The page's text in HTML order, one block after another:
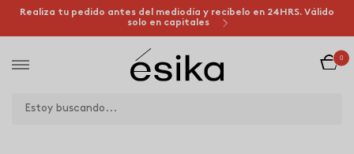
Realiza tu pedido antes del mediodía y recíbelo en 24HRS. Válido
solo en capitales
0